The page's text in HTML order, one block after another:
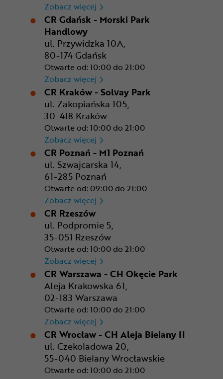
Zobacz więcej CR Bydgoszcz - Comfy Park
CR Gdańsk - Morski Park
Handlowy
ul. Przywidzka 10A,
80-174 Gdańsk
Otwarte od: 10:00 do 21:00
Zobacz więcej CR Gdańsk - Morski Park
CR Kraków - Solvay Park
ul. Zakopiańska 105,
30-418 Kraków
Otwarte od: 10:00 do 21:00
Zobacz więcej CR Kraków - Solvay Park
CR Poznań - M1 Poznań
ul. Szwajcarska 14,
61-285 Poznań
Otwarte od: 09:00 do 21:00
Zobacz więcej CR Poznań - M1 Poznań
CR Rzeszów
ul. Podpromie 5,
35-051 Rzeszów
Otwarte od: 10:00 do 21:00
Zobacz więcej CR Rzeszów
CR Warszawa - CH Okęcie Park
Aleja Krakowska 61,
02-183 Warszawa
Otwarte od: 10:00 do 21:00
Zobacz więcej CR Warszawa - CH Okęcie
CR Wrocław - CH Aleja Bielany II
ul. Czekoladowa 20,
55-040 Bielany Wrocławskie
Otwarte od: 10:00 do 21:00